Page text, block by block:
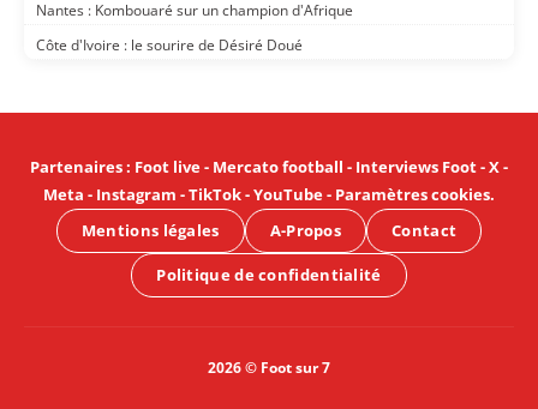
Nantes : Kombouaré sur un champion d'Afrique
Côte d'Ivoire : le sourire de Désiré Doué
Partenaires: Foot live- Mercato football - Interviews Foot-X-
Meta - Instagram -TikTok-YouTube- Paramètres cookies.
Mentions légales
A-Propos Contact
Politique de confidentialité
2026 © Foot sur 7